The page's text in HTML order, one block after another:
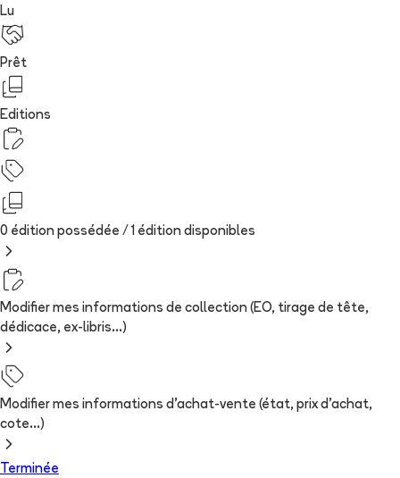
Lu
Prêt
Editions
0 édition possédée / 1 édition disponibles
Modifier mes informations de collection (EO, tirage de tête,
dédicace, ex-libris...)
Modifier mes informations d'achat-vente (état, prix d'achat,
cote...)
Terminée